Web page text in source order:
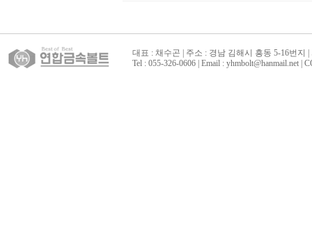
대표 : 채수곤 | 주소 : 경남 김해시 흥동 5-16번지 |
Tel : 055-326-0606 | Email : yhmbolt@hanmail.net